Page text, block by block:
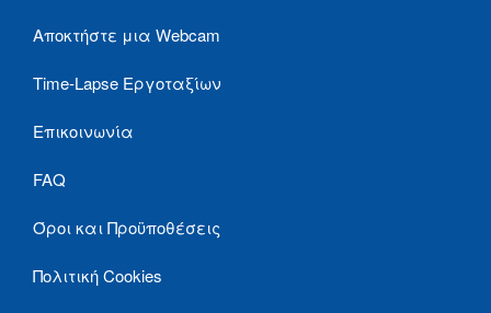
Αποκτήστε μια Webcam
Time-Lapse Εργοταξίων
Επικοινωνία
FAQ
Όροι και Προϋποθέσεις
Πολιτική Cookies